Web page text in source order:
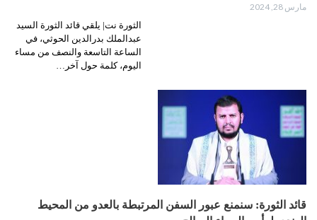
مارس 28, 2024
الثورة نت| يلقي قائد الثورة السيد
عبدالملك بدرالدين الحوثي، في
الساعة التاسعة والنصف من مساء
اليوم، كلمة حول آخر…
قائد الثورة: سنمنع عبور السفن المرتبطة بالعدو من المحيط